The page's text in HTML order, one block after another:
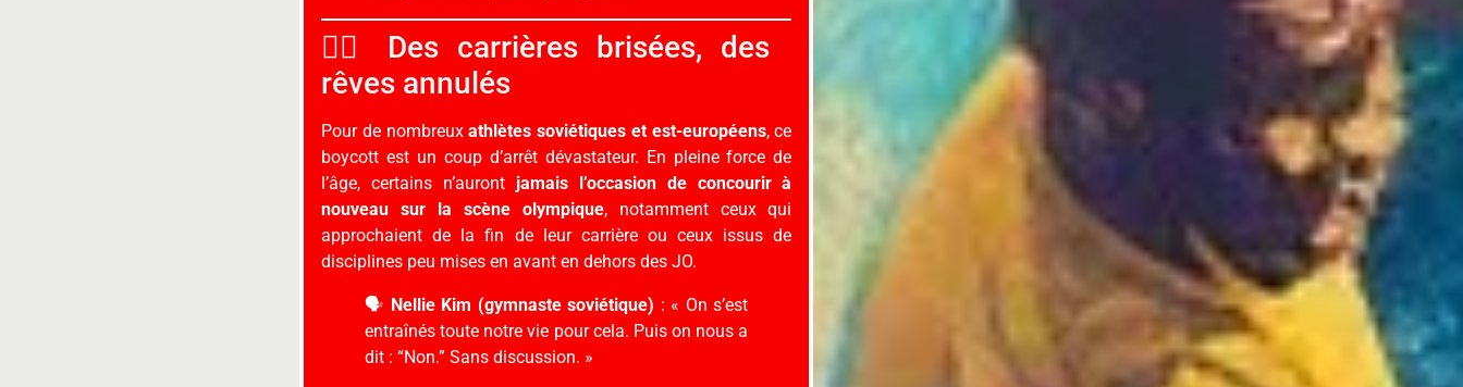
🏃‍♀️ Des carrières brisées, des
rêves annulés
Pour de nombreuxathlètes soviétiques et est-européens, ce
boycott est un coup d’arrêt dévastateur. En pleine force de
l’âge, certains n’auront jamais l’occasion de concourir à
nouveau sur la scène olympique, notamment ceux qui
approchaient de la fin de leur carrière ou ceux issus de
disciplines peu mises en avant en dehors des JO.
🗣️ Nellie Kim (gymnaste soviétique) : « On s’est
entraînés toute notre vie pour cela. Puis on nous a
dit : “Non.” Sans discussion. »